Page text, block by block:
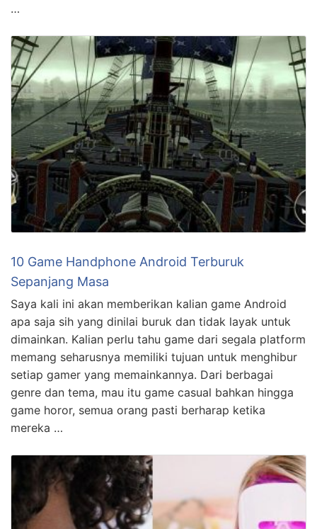
…
10 Game Handphone Android Terburuk
Sepanjang Masa
Saya kali ini akan memberikan kalian game Android
apa saja sih yang dinilai buruk dan tidak layak untuk
dimainkan. Kalian perlu tahu game dari segala platform
memang seharusnya memiliki tujuan untuk menghibur
setiap gamer yang memainkannya. Dari berbagai
genre dan tema, mau itu game casual bahkan hingga
game horor, semua orang pasti berharap ketika
mereka …